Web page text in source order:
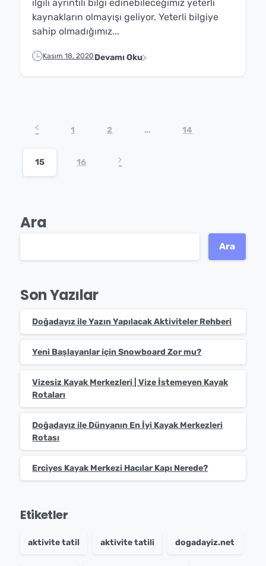
ilgili ayrıntılı bilgi edinebileceğimiz yeterli
kaynakların olmayışı geliyor. Yeterli bilgiye
sahip olmadığımız...
Kasım 18, 2020 Devamı Oku
1 2 … 14
15 16
Ara
Ara
Son Yazılar
Doğadayız ile Yazın Yapılacak Aktiviteler Rehberi
Yeni Başlayanlar için Snowboard Zor mu?
Vizesiz Kayak Merkezleri | Vize İstemeyen Kayak
Rotaları
Doğadayız ile Dünyanın En İyi Kayak Merkezleri
Rotası
Erciyes Kayak Merkezi Hacılar Kapı Nerede?
Etiketler
aktivite tatil aktivite tatili dogadayiz.net